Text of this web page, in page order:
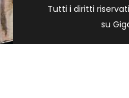
Tutti i diritti
su